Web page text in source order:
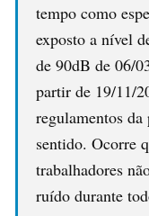
tempo como
exposto a nível
de 90dB de 06/
partir de 19/11/
regulamentos
sentido. Ocorre
trabalhadores
ruído durante